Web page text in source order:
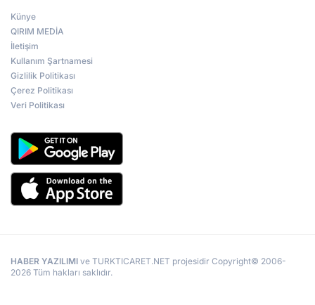
Künye
QIRIM MEDİA
İletişim
Kullanım Şartnamesi
Gizlilik Politikası
Çerez Politikası
Veri Politikası
HABER YAZILIMI ve TURKTICARET.NET projesidir Copyright© 2006-
2026 Tüm hakları saklıdır.